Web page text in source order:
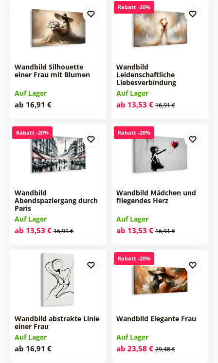
Wandbild Silhouette
einer Frau mit Blumen
Auf Lager
ab 16,91 €
Rabatt -20%
Wandbild
Leidenschaftliche
Liebesverbindung
Auf Lager
ab 13,53 € 16,91 €
Rabatt -20%
Wandbild
Abendspaziergang durch
Paris
Auf Lager
ab 13,53 € 16,91 €
Rabatt -20%
Wandbild Mädchen und
fliegendes Herz
Auf Lager
ab 13,53 € 16,91 €
Wandbild abstrakte Linie
einer Frau
Auf Lager
ab 16,91 €
Rabatt -20%
Wandbild Elegante Frau
Auf Lager
ab 23,58 € 29,48 €